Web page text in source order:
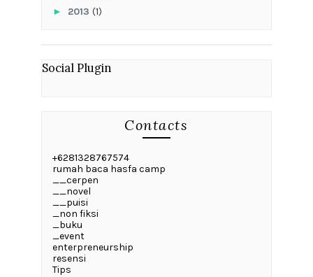
► 2013 (1)
Social Plugin
Contacts
+6281328767574
rumah baca hasfa camp
__cerpen
__novel
__puisi
_non fiksi
_buku
_event
enterpreneurship
resensi
Tips